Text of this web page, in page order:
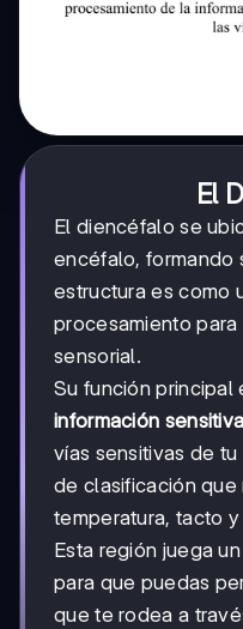
El
El diencéfalo se
encéfalo, formando
estructura es como
procesamiento
sensorial.
Su función principal
información sensitiva
vías sensitivas de
de clasificación
temperatura, tacto
Esta región juega
para que puedas
que te rodea a